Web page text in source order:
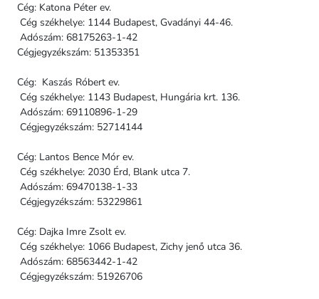
Cég: Katona Péter ev.
Cég székhelye: 1144 Budapest, Gvadányi 44-46.
Adószám: 68175263-1-42
Cégjegyzékszám: 51353351
Cég: Kaszás Róbert ev.
Cég székhelye: 1143 Budapest, Hungária krt. 136.
Adószám: 69110896-1-29
Cégjegyzékszám: 52714144
Cég: Lantos Bence Mór ev.
Cég székhelye: 2030 Érd, Blank utca 7.
Adószám: 69470138-1-33
Cégjegyzékszám: 53229861
Cég: Dajka Imre Zsolt ev.
Cég székhelye: 1066 Budapest, Zichy jenő utca 36.
Adószám: 68563442-1-42
Cégjegyzékszám: 51926706